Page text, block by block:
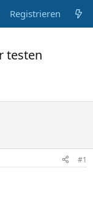
Registrieren
testen
#1